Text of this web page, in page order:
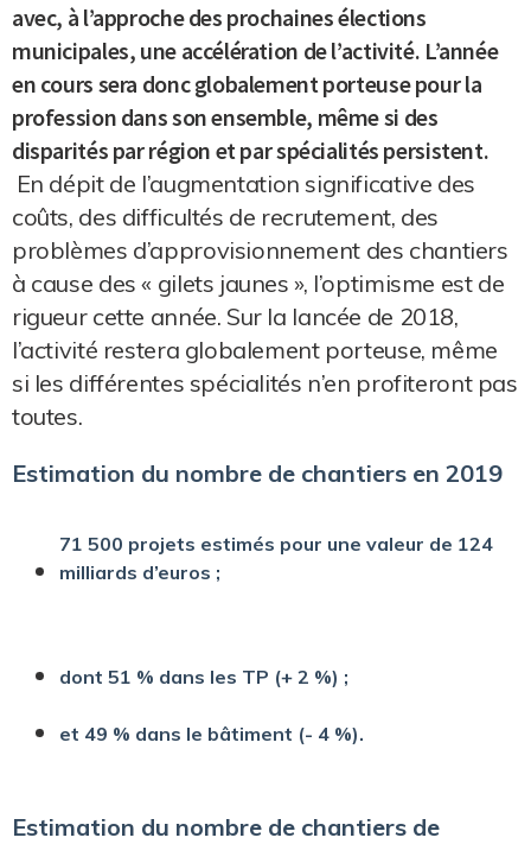
avec, à l’approche des prochaines élections
municipales, une accélération de l’activité. L’année
en cours sera donc globalement porteuse pour la
profession dans son ensemble, même si des
disparités par région et par spécialités persistent.
En dépit de l’augmentation significative des
coûts, des difficultés de recrutement, des
problèmes d’approvisionnement des chantiers
à cause des « gilets jaunes », l’optimisme est de
rigueur cette année. Sur la lancée de 2018,
l’activité restera globalement porteuse, même
si les différentes spécialités n’en profiteront pas
toutes.
Estimation du nombre de chantiers en 2019
71 500 projets estimés pour une valeur de 124
milliards d’euros ;
dont 51 % dans les TP (+ 2 %) ;
et 49 % dans le bâtiment (- 4 %).
Estimation du nombre de chantiers de